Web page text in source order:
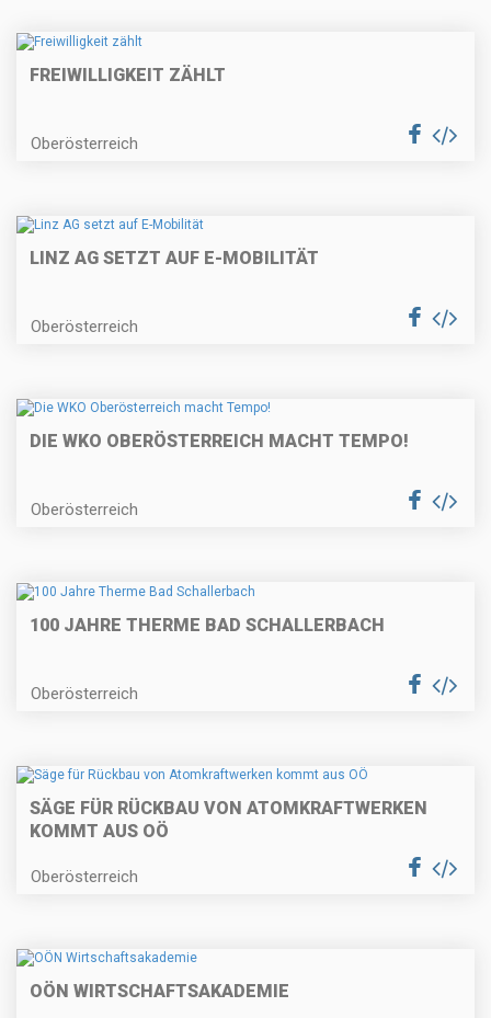
FREIWILLIGKEIT ZÄHLT
Oberösterreich
LINZ AG SETZT AUF E-MOBILITÄT
Oberösterreich
DIE WKO OBERÖSTERREICH MACHT TEMPO!
Oberösterreich
100 JAHRE THERME BAD SCHALLERBACH
Oberösterreich
SÄGE FÜR RÜCKBAU VON ATOMKRAFTWERKEN
KOMMT AUS OÖ
Oberösterreich
OÖN WIRTSCHAFTSAKADEMIE